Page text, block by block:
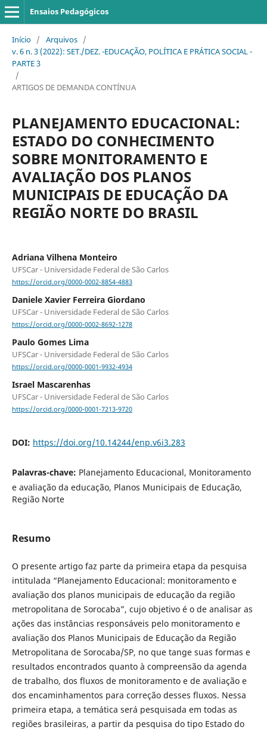
Ensaios Pedagógicos
Início / Arquivos /
v. 6 n. 3 (2022): SET./DEZ. -EDUCAÇÃO, POLÍTICA E PRÁTICA SOCIAL -
PARTE 3
/
ARTIGOS DE DEMANDA CONTÍNUA
PLANEJAMENTO EDUCACIONAL:
ESTADO DO CONHECIMENTO
SOBRE MONITORAMENTO E
AVALIAÇÃO DOS PLANOS
MUNICIPAIS DE EDUCAÇÃO DA
REGIÃO NORTE DO BRASIL
Adriana Vilhena Monteiro
UFSCar - Universidade Federal de São Carlos
https://orcid.org/0000-0002-8854-4883
Daniele Xavier Ferreira Giordano
UFSCar - Universidade Federal de São Carlos
https://orcid.org/0000-0002-8692-1278
Paulo Gomes Lima
UFSCar - Universidade Federal de São Carlos
https://orcid.org/0000-0001-9932-4934
Israel Mascarenhas
UFSCar - Universidade Federal de São Carlos
https://orcid.org/0000-0001-7213-9720
DOI: https://doi.org/10.14244/enp.v6i3.283
Palavras-chave: Planejamento Educacional, Monitoramento
e avaliação da educação, Planos Municipais de Educação,
Região Norte
Resumo
O presente artigo faz parte da primeira etapa da pesquisa
intitulada “Planejamento Educacional: monitoramento e
avaliação dos planos municipais de educação da região
metropolitana de Sorocaba”, cujo objetivo é o de analisar as
ações das instâncias responsáveis pelo monitoramento e
avaliação dos Planos Municipais de Educação da Região
Metropolitana de Sorocaba/SP, no que tange suas formas e
resultados encontrados quanto à compreensão da agenda
de trabalho, dos fluxos de monitoramento e de avaliação e
dos encaminhamentos para correção desses fluxos. Nessa
primeira etapa, a temática será pesquisada em todas as
regiões brasileiras, a partir da pesquisa do tipo Estado do